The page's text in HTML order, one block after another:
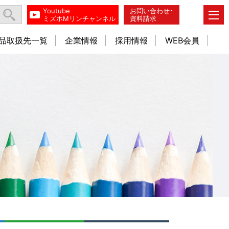
お問い合わせ･
資料請求
Youtube
ミズホMリンチャンネル
取扱先一覧 企業情報 採用情報 WEB会員